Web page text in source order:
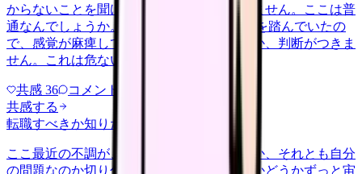
からないことを聞ける相手も日によっていません。ここは普
通なんでしょうか。 前の職場はもっと段階を踏んでいたの
で、感覚が麻痺しているのか自分が甘いのか、判断がつきま
せん。これは危ない環境なのか…
共感 36 コメント
共感する
転職すべきか知りたい
ここ最近の不調が、職場の環境のせいなのか、それとも自分
の問題なのか切り分けられず、転職すべきかどうかずっと宙